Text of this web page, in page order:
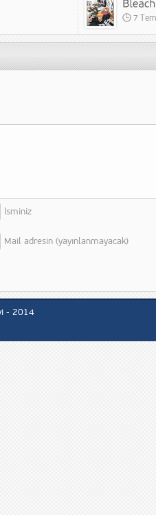
7 Tem
İsminiz
Mail adresin (yayınlanmayacak)
- 2014